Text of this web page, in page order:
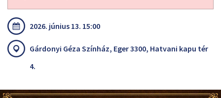
2026. június 13. 15:00
Gárdonyi Géza Színház, Eger 3300, Hatvani kapu tér
4.